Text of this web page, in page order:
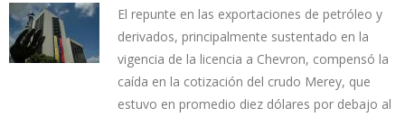
El repunte en las exportaciones de petróleo y
derivados, principalmente sustentado en la
vigencia de la licencia a Chevron, compensó la
caída en la cotización del crudo Merey, que
estuvo en promedio diez dólares por debajo al